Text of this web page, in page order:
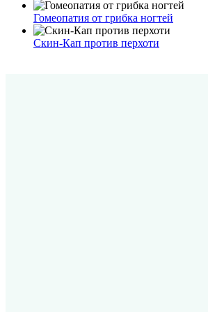
Гомеопатия от грибка ногтей
Скин-Кап против перхоти